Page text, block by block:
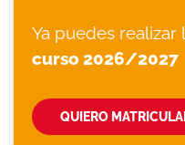
Ya puedes realizar
curso 2026/2027
QUIERO